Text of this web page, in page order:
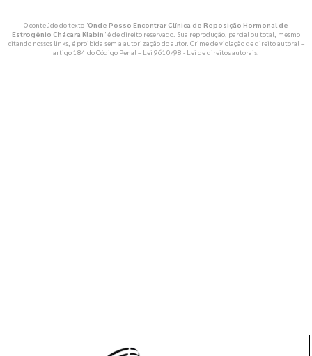
O conteúdo do texto "Onde Posso Encontrar Clínica de Reposição Hormonal de
Estrogênio Chácara Klabin" é de direito reservado. Sua reprodução, parcial ou total, mesmo
citando nossos links, é proibida sem a autorização do autor. Crime de violação de direito autoral –
artigo 184 do Código Penal – Lei 9610/98 - Lei de direitos autorais